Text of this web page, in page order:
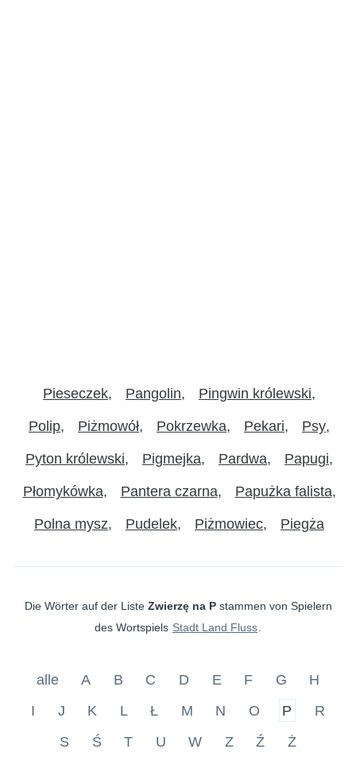
Pieseczek Pangolin Pingwin królewski
Polip Piżmowół Pokrzewka Pekari Psy
Pyton królewski Pigmejka Pardwa Papugi
Płomykówka Pantera czarna Papużka falista
Polna mysz Pudelek Piżmowiec Piegża
Die Wörter auf der Liste Zwierzę na Pstammen von Spielern
des Wortspiels Stadt Land Fluss
alle A B C D E F G
H
I
J K L Ł M N O P
R
S
Ś T U W Z Ź Ż